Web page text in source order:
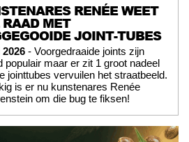
RENÉE WEET
MET
JOINT-TUBES
- Voorgedraaide joints zijn
populair maar er zit 1 groot nadeel
jointtubes vervuilen het straatbeeld.
is er nu kunstenares Renée
om die bug te fiksen!